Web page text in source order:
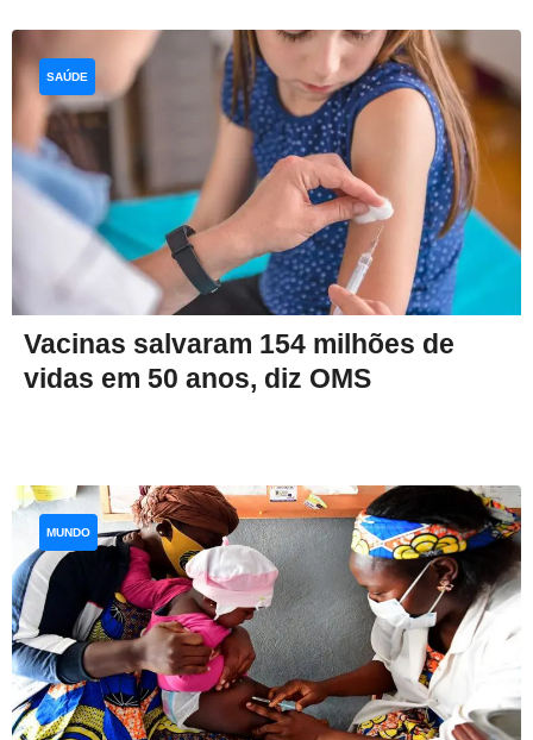
Vacinas salvaram 154 milhões de
vidas em 50 anos, diz OMS
SAÚDE
MUNDO